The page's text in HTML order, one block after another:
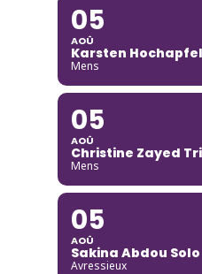
05
AOÛ
Karsten
Mens
05
AOÛ
Christine Zayed
Mens
05
AOÛ
Sakina Abdou Solo
Avressieux